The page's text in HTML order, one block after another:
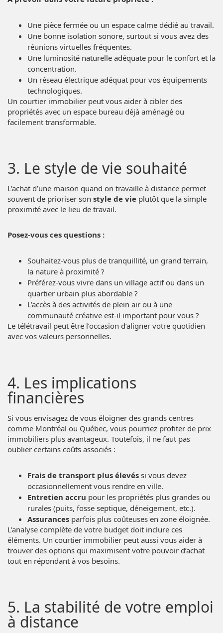
Une pièce fermée ou un espace calme dédié au travail.
Une bonne isolation sonore, surtout si vous avez des
réunions virtuelles fréquentes.
Une luminosité naturelle adéquate pour le confort et la
concentration.
Un réseau électrique adéquat pour vos équipements
technologiques.
Un courtier immobilier peut vous aider à cibler des
propriétés avec un espace bureau déjà aménagé ou
facilement transformable.
3. Le style de vie souhaité
L’achat d’une maison quand on travaille à distance permet
souvent de prioriser son style de vie plutôt que la simple
proximité avec le lieu de travail.
Posez-vous ces questions :
Souhaitez-vous plus de tranquillité, un grand terrain,
la nature à proximité ?
Préférez-vous vivre dans un village actif ou dans un
quartier urbain plus abordable ?
L’accès à des activités de plein air ou à une
communauté créative est-il important pour vous ?
Le télétravail peut être l’occasion d’aligner votre quotidien
avec vos valeurs personnelles.
4. Les implications
financières
Si vous envisagez de vous éloigner des grands centres
comme Montréal ou Québec, vous pourriez profiter de prix
immobiliers plus avantageux. Toutefois, il ne faut pas
oublier certains coûts associés :
Frais de transport plus élevés si vous devez
occasionnellement vous rendre en ville.
Entretien accru pour les propriétés plus grandes ou
rurales (puits, fosse septique, déneigement, etc.).
Assurances parfois plus coûteuses en zone éloignée.
L’analyse complète de votre budget doit inclure ces
éléments. Un courtier immobilier peut aussi vous aider à
trouver des options qui maximisent votre pouvoir d’achat
tout en répondant à vos besoins.
5. La stabilité de votre emploi
à distance